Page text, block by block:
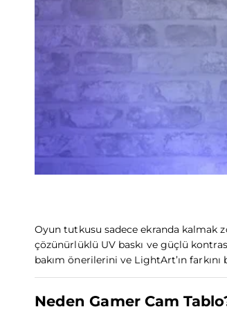
Oyun tutkusu sadece ekranda kalmak
çözünürlüklü UV baskı ve güçlü
bakım önerilerini ve LightArt’ın farkını
Neden Gamer Cam